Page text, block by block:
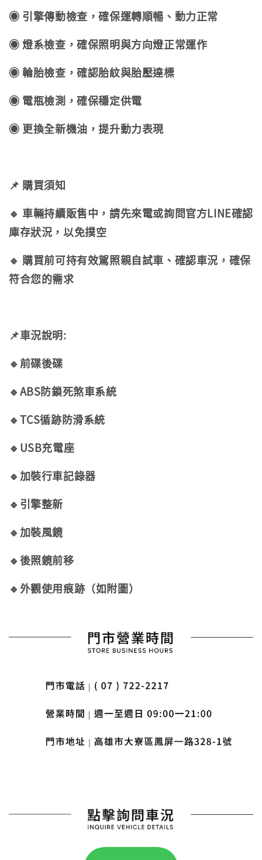
◉ 引擎傳動檢查，確保運轉順暢、動力正常
◉ 燈系檢查，確保照明與方向燈正常運作
◉ 輪胎檢查，確認胎紋與胎壓達標
◉ 電瓶檢測，確保穩定供電
◉ 更換全新機油，提升動力表現
📌 購買須知
🔹 車輛持續販售中，請先來電或詢問官方LINE確認
庫存狀況，以免撲空
🔹 購買前可持有效駕照親自試車、確認車況，確保
符合您的需求
📌車況說明:
🔹前碟後碟
🔹ABS防鎖死煞車系統
🔹TCS循跡防滑系統
🔹USB充電座
🔹加裝行車記錄器
🔹引擎整新
🔹加裝風鏡
🔹後照鏡前移
🔹外觀使用痕跡（如附圖）